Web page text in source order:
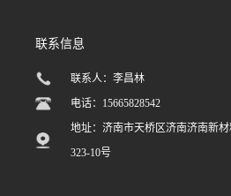
联系信息
联系人：李昌林
电话：15665828542
地址：济南市天桥区济南济南新
323-10号